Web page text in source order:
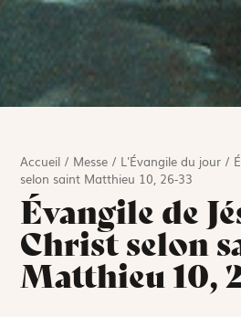
Accueil / Messe / L'Évangile du jour /
selon saint Matthieu 10, 26-33
Évangile de
Christ selon
Matthieu 10,